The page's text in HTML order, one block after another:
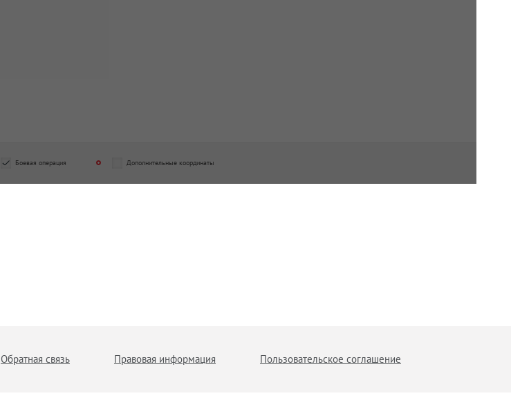
Боевая операция Дополнительные координаты
Обратная связь Правовая информация Пользовательское соглашение